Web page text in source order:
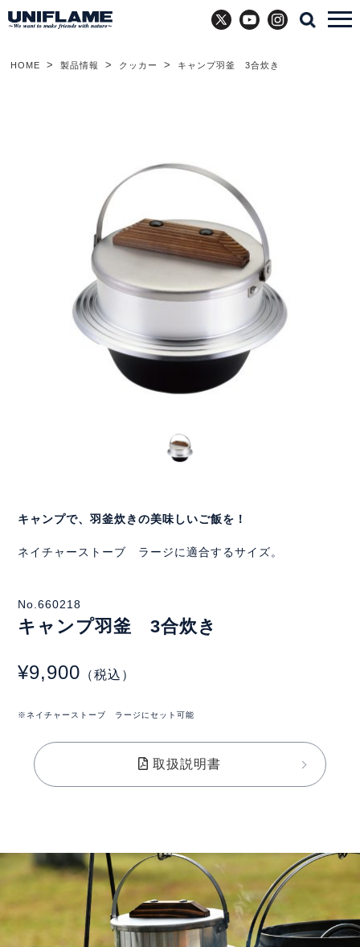
X YouTubeInstagram
HOME 製品情報 クッカー キャンプ羽釜 3合炊き
キャンプで、羽釜炊きの美味しいご飯を！
ネイチャーストーブ ラージに適合するサイズ。
No.660218
キャンプ羽釜 3合炊き
¥9,900 （税込）
※ネイチャーストーブ ラージにセット可能
取扱説明書